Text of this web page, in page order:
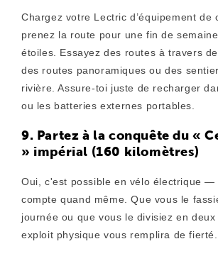
Chargez votre Lectric d’équipement de
prenez la route pour une fin de
étoiles. Essayez des routes à travers
des routes panoramiques ou des
rivière. Assure-toi juste de recharger
ou les batteries externes portables.
9. Partez à la conquête du «
» impérial (160 kilomètres)
Oui, c'est possible en vélo électrique —
compte quand même. Que vous le
journée ou que vous le divisiez en
exploit physique vous remplira de fierté.